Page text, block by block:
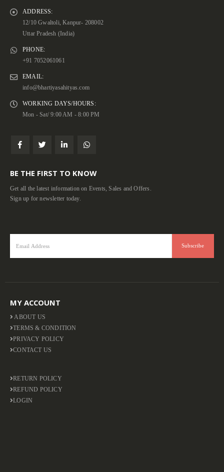
ADDRESS:
12/10 Gwaltoli, Kanpur- 208002
Uttar Pradesh (India)
PHONE:
+91 7052061061
EMAIL:
info@bhartiyasahityas.com
WORKING DAYS/HOURS:
Mon - Sat/ 9:00 AM - 8:00 PM
BE THE FIRST TO KNOW
Get all the latest information on Events, Sales and Offers.
Sign up for newsletter today.
MY ACCOUNT
ABOUT US
TERMS & CONDITION
PRIVACY POLICY
CONTACT US
RETURN POLICY
REFUND POLICY
LOGIN